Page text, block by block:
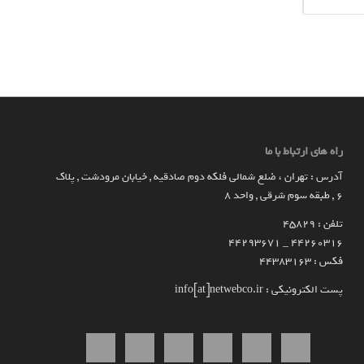
راه های ارتباط با ما
آدرس : تهران ، ضلع شمالی فلکه دوم صادقیه , خیابان مرودشت , پلاک
۶ , طبقه سوم شرقی , واحد ۸
تلفن : 45829
۴۴۲۶۰۳۱۶ _ 44293671
فکس : 44383163
پست الکترونیکی : info[at]netwebco.ir